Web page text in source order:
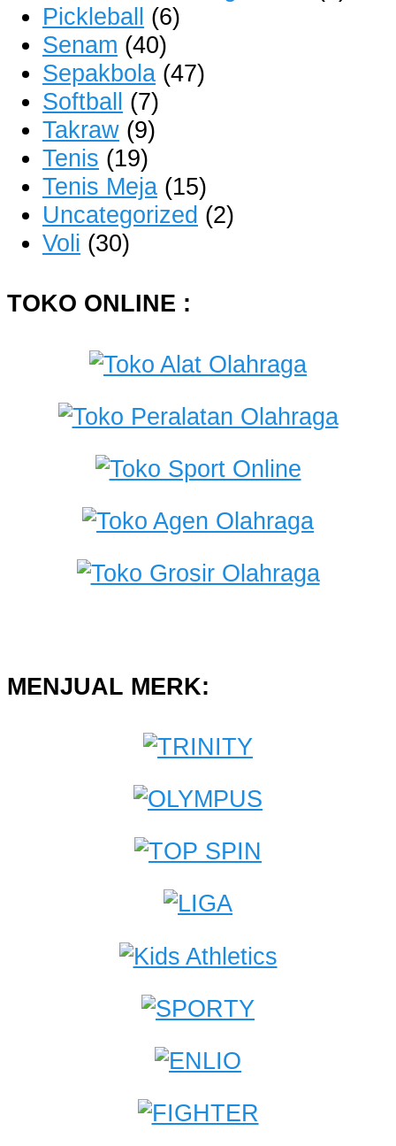
Pickleball (6)
Senam (40)
Sepakbola (47)
Softball (7)
Takraw (9)
Tenis (19)
Tenis Meja (15)
Uncategorized (2)
Voli (30)
TOKO ONLINE :
MENJUAL MERK: